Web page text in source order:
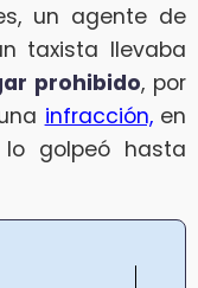
un agente de
taxista llevaba
prohibido, por
infracción,en
golpeó hasta